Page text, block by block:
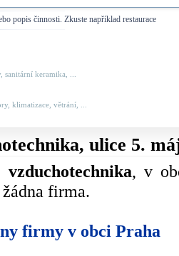
popis činnosti. Zkuste například restaurace
keramika, ...
klimatizace, větrání, ...
ulice 5.
vzduchotechnika, v
firma.
firmy v obci Praha